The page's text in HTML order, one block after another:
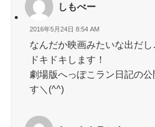
しもべー
2016年5月24日 8:54 AM
なんだか映画みたいな出だ
ドキドキします！
劇場版へっぽこラン日記の
す＼(^^)